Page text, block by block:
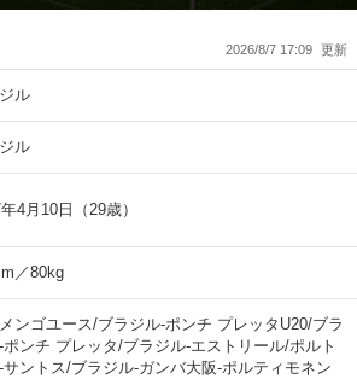
2026/8/7 17:09
ル
ル
4月10日（29歳）
／80kg
ンゴユース/ブラジル-ポンチ プレッタU20/ブラ
ポンチ プレッタ/ブラジル-エストリール/ポルト
サントス/ブラジル-ガンバ大阪-ポルティモネン